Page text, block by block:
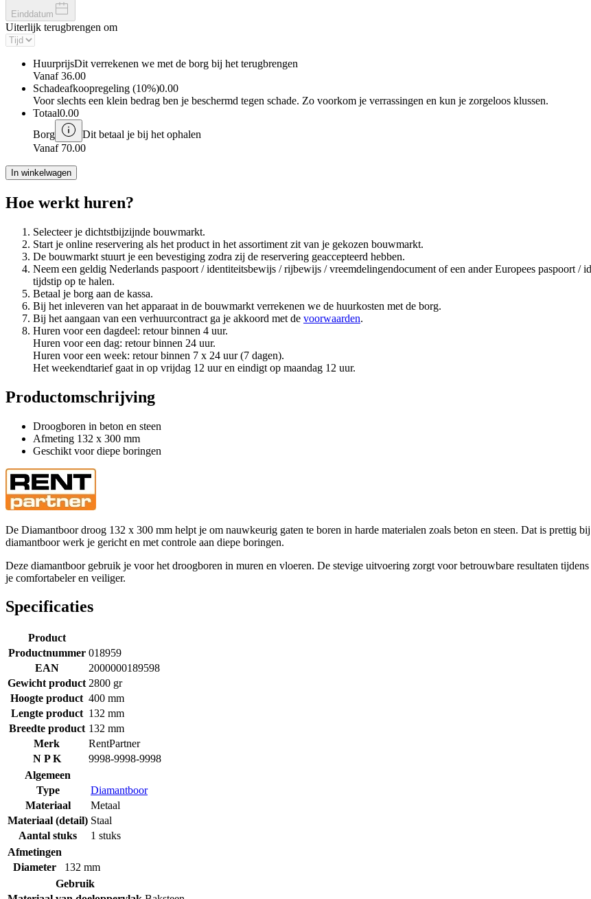
Einddatum
Uiterlijk terugbrengen om
HuurprijsDit verrekenen we met de borg bij het terugbrengen
Vanaf 36.00
Schadeafkoopregeling (10%)0.00
Voor slechts een klein bedrag ben je beschermd tegen schade. Zo voorkom je verrassingen en kun je zorgeloos klussen.
Totaal0.00
Borg
Dit betaal je bij het ophalen
Vanaf 70.00
In winkelwagen
Hoe werkt huren?
Selecteer je dichtstbijzijnde bouwmarkt.
Start je online reservering als het product in het assortiment zit van je gekozen bouwmarkt.
De bouwmarkt stuurt je een bevestiging zodra zij de reservering geaccepteerd hebben.
Neem een geldig Nederlands paspoort / identiteitsbewijs / rijbewijs / vreemdelingendocument of een ander Europees paspoort /
tijdstip op te halen.
Betaal je borg aan de kassa.
Bij het inleveren van het apparaat in de bouwmarkt verrekenen we de huurkosten met de borg.
Bij het aangaan van een verhuurcontract ga je akkoord met de voorwaarden.
Huren voor een dagdeel: retour binnen 4 uur.
Huren voor een dag: retour binnen 24 uur.
Huren voor een week: retour binnen 7 x 24 uur (7 dagen).
Het weekendtarief gaat in op vrijdag 12 uur en eindigt op maandag 12 uur.
Productomschrijving
Droogboren in beton en steen
Afmeting 132 x 300 mm
Geschikt voor diepe boringen
De Diamantboor droog 132 x 300 mm helpt je om nauwkeurig gaten te boren in harde materialen zoals beton en steen. Dat is prettig
diamantboor werk je gericht en met controle aan diepe boringen.
Deze diamantboor gebruik je voor het droogboren in muren en vloeren. De stevige uitvoering zorgt voor betrouwbare resultaten
je comfortabeler en veiliger.
Specificaties
Product
Productnummer 018959
EAN
2000000189598
Gewicht product 2800 gr
Hoogte product 400 mm
Lengte product 132 mm
Breedte product 132 mm
Merk
RentPartner
N P K
9998-9998-9998
Algemeen
Type
Diamantboor
Materiaal
Metaal
Materiaal (detail) Staal
Aantal stuks
1 stuks
Afmetingen
Diameter
132 mm
Gebruik